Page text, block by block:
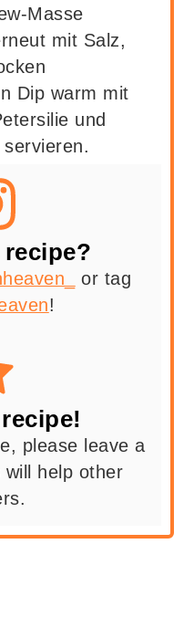
Masse
mit Salz,
Dip warm mit
und
or tag
!
please leave a
help other